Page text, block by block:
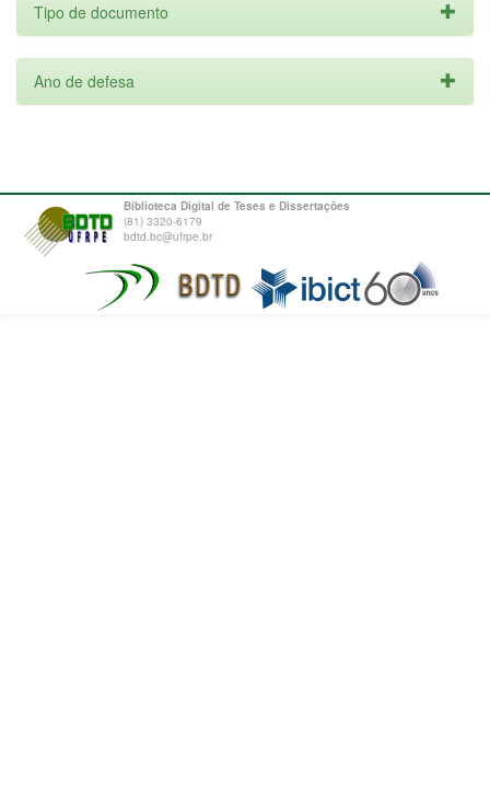
Tipo de documento
Ano de defesa
Biblioteca Digital de Teses e Dissertações
(81) 3320-6179
bdtd.bc@ufrpe.br